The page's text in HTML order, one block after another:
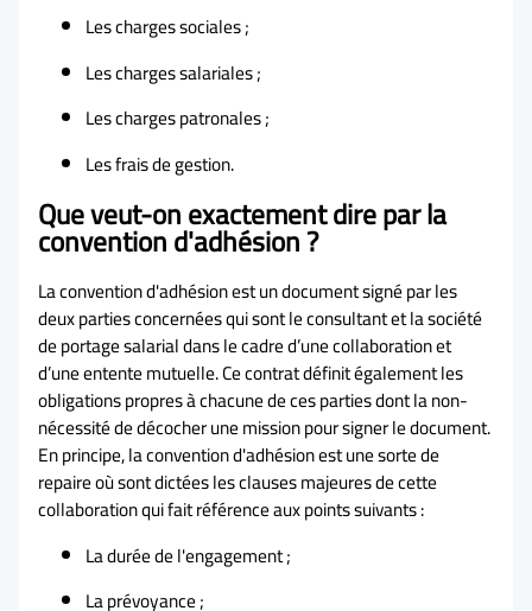
Les charges sociales ;
Les charges salariales ;
Les charges patronales ;
Les frais de gestion.
Que veut-on exactement dire par la
convention d'adhésion ?
La convention d'adhésion est un document signé par les
deux parties concernées qui sont le consultant et la société
de portage salarial dans le cadre d’une collaboration et
d’une entente mutuelle. Ce contrat définit également les
obligations propres à chacune de ces parties dont la non-
nécessité de décocher une mission pour signer le document.
En principe, la convention d'adhésion est une sorte de
repaire où sont dictées les clauses majeures de cette
collaboration qui fait référence aux points suivants :
La durée de l'engagement ;
La prévoyance ;